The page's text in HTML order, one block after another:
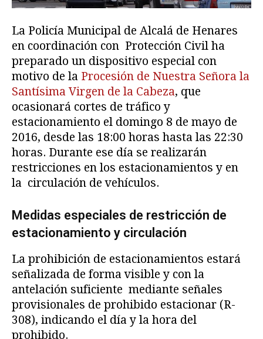
La Policía Municipal de Alcalá de Henares
en coordinación con Protección Civil ha
preparado un dispositivo especial con
motivo de la Procesión de Nuestra Señora la
Santísima Virgen de la Cabeza, que
ocasionará cortes de tráfico y
estacionamiento el domingo 8 de mayo de
2016, desde las 18:00 horas hasta las 22:30
horas. Durante ese día se realizarán
restricciones en los estacionamientos y en
la circulación de vehículos.
Medidas especiales de restricción de
estacionamiento y circulación
La prohibición de estacionamientos estará
señalizada de forma visible y con la
antelación suficiente mediante señales
provisionales de prohibido estacionar (R-
308), indicando el día y la hora del
prohibido.